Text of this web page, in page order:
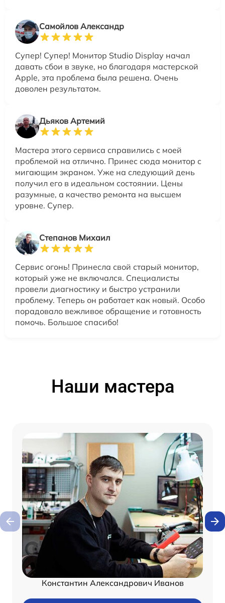
Самойлов Александр
Супер! Супер! Монитор Studio Display начал
давать сбои в звуке, но благодаря мастерской
Apple, эта проблема была решена. Очень
доволен результатом.
Дьяков Артемий
Мастера этого сервиса справились с моей
проблемой на отлично. Принес сюда монитор с
мигающим экраном. Уже на следующий день
получил его в идеальном состоянии. Цены
разумные, а качество ремонта на высшем
уровне. Супер.
Степанов Михаил
Сервис огонь! Принесла свой старый монитор,
который уже не включался. Специалисты
провели диагностику и быстро устранили
проблему. Теперь он работает как новый. Особо
порадовало вежливое обращение и готовность
помочь. Большое спасибо!
Наши мастера
Константин Александрович Иванов